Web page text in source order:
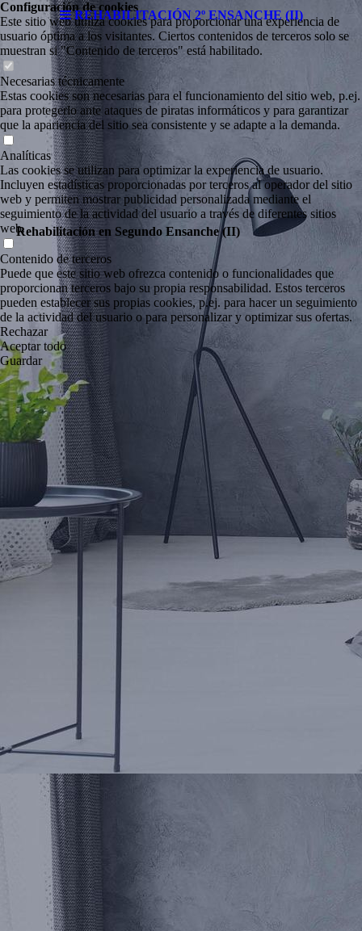
REHABILITACIÓN 2º ENSANCHE (II)
Rehabilitación en Segundo Ensanche (II)
Configuración de cookies
Este sitio web utiliza cookies para proporcionar una experiencia de
usuario óptima a los visitantes. Ciertos contenidos de terceros solo se
muestran si "Contenido de terceros" está habilitado.
Necesarias técnicamente
Estas cookies son necesarias para el funcionamiento del sitio web, p.ej.
para protegerlo ante ataques de piratas informáticos y para garantizar
que la apariencia del sitio sea consistente y se adapte a la demanda.
Analíticas
Las cookies se utilizan para optimizar la experiencia de usuario.
Incluyen estadísticas proporcionadas por terceros al operador del sitio
web y permiten mostrar publicidad personalizada mediante el
seguimiento de la actividad del usuario a través de diferentes sitios
web.
Contenido de terceros
Puede que este sitio web ofrezca contenido o funcionalidades que
proporcionan terceros bajo su propia responsabilidad. Estos terceros
pueden establecer sus propias cookies, p.ej. para hacer un seguimiento
de la actividad del usuario o para personalizar y optimizar sus ofertas.
Rechazar
Aceptar todo
Guardar